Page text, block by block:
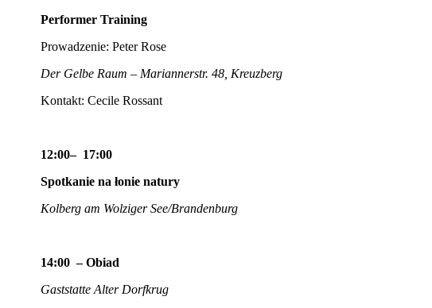
Performer Training
Prowadzenie: Peter Rose
Der Gelbe Raum – Mariannerstr. 48, Kreuzberg
Kontakt: Cecile Rossant
12:00– 17:00
Spotkanie na łonie natury
Kolberg am Wolziger See/Brandenburg
14:00 – Obiad
Gaststatte Alter Dorfkrug